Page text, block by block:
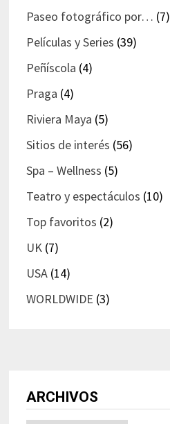
Paseo fotográfico por… (7)
Películas y Series (39)
Peñíscola (4)
Praga (4)
Riviera Maya (5)
Sitios de interés (56)
Spa – Wellness (5)
Teatro y espectáculos (10)
Top favoritos (2)
UK(7)
USA(14)
WORLDWIDE (3)
ARCHIVOS